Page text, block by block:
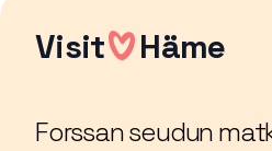
Visit Häme
Forssan seudun